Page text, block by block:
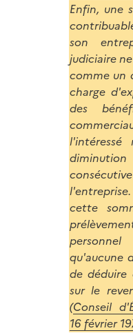
Enfin, une
son
judiciaire
comme un
charge
des
l'intéressé
cette
qu'aucune
de déduire
sur le
(Conseil
16 février